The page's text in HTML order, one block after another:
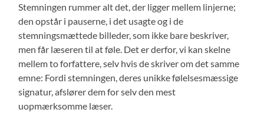
Stemningen rummer alt det, der ligger mellem linjerne;
den opstår i pauserne, i det usagte og i de
stemningsmættede billeder, som ikke bare beskriver,
men får læseren til at føle. Det er derfor, vi kan skelne
mellem to forfattere, selv hvis de skriver om det samme
emne: Fordi stemningen, deres unikke følelsesmæssige
signatur, afslører dem for selv den mest
uopmærksomme læser.